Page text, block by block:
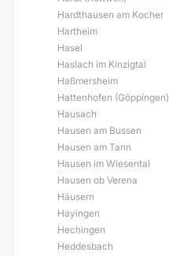
Hardthausen am Kocher
Hartheim
Hasel
Haslach im Kinzigtal
Haßmersheim
Hattenhofen (Göppingen)
Hausach
Hausen am Bussen
Hausen am Tann
Hausen im Wiesental
Hausen ob Verena
Häusern
Hayingen
Hechingen
Heddesbach